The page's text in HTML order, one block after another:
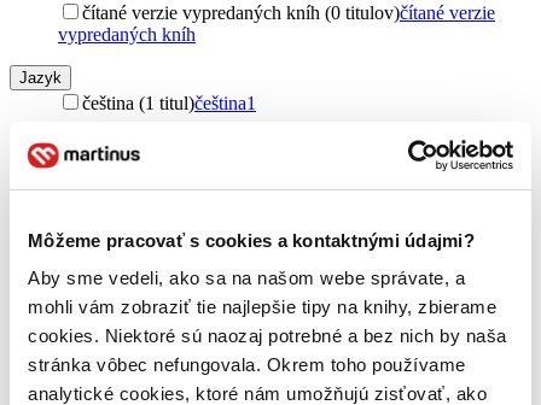
Môžeme pracovať s cookies a kontaktnými údajmi?
Aby sme vedeli, ako sa na našom webe správate, a
mohli vám zobraziť tie najlepšie tipy na knihy, zbierame
cookies. Niektoré sú naozaj potrebné a bez nich by naša
stránka vôbec nefungovala. Okrem toho používame
analytické cookies, ktoré nám umožňujú zisťovať, ako
čítané verzie vypredaných kníh (0 titulov)čítané verzie
vypredaných kníh
Jazyk
čeština (1 titul)čeština1
Štýl
poviedky (1 titul)poviedky1
Autor
Lucius Annaeus Seneca (1 titul)Lucius Annaeus Seneca
Větrné mlýny (1 titul)Větrné mlýny1